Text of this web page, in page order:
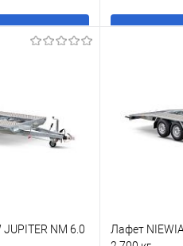
В наявності
У обране
NM 6.0
Лафет